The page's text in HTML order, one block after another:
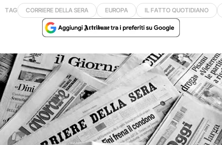
TAG CORRIERE DELLA SERA EUROPA IL FATTO QUOTIDIANO